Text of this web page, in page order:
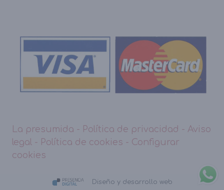
La presumida - Política de privacidad - Aviso
legal - Política de cookies - Configurar
cookies
Diseño y desarrollo web